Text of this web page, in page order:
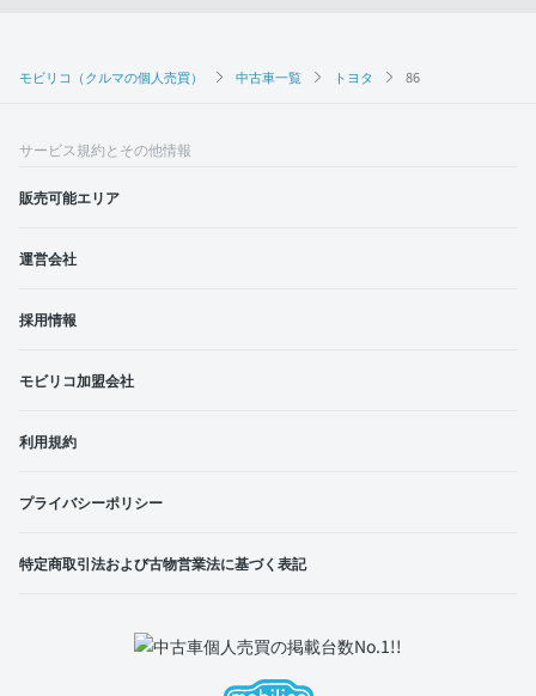
モビリコ（クルマの個人売買） 中古車一覧 トヨタ 86
サービス規約とその他情報
販売可能エリア
運営会社
採用情報
モビリコ加盟会社
利用規約
プライバシーポリシー
特定商取引法および古物営業法に基づく表記